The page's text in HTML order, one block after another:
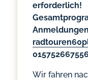
erforderlich!
Wir fahren